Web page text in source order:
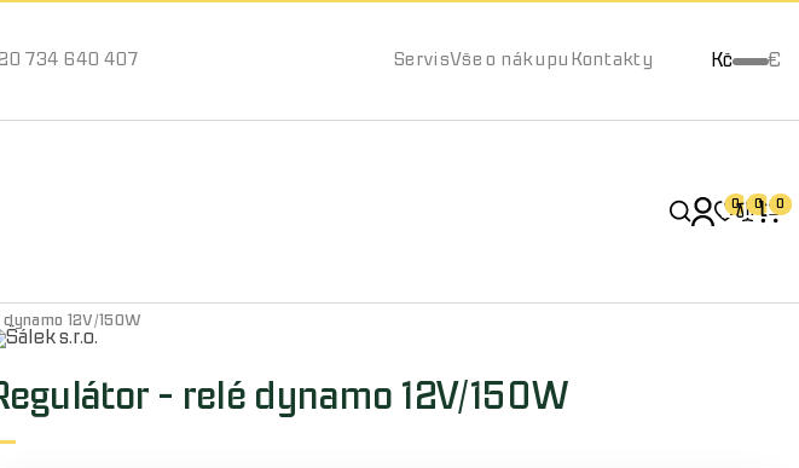
734 640 407 ServisVše o nákupu Kontakty Kč €
0 0 0
12V/150W
- relé dynamo 12V/150W